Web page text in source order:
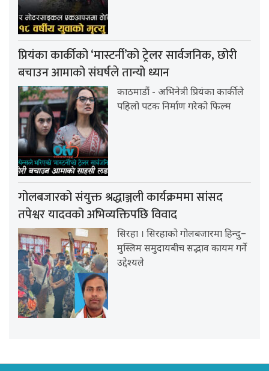
प्रियंका कार्कीको ‘मास्टर्नी’को ट्रेलर सार्वजनिक, छोरी
बचाउन आमाको संघर्षले तान्यो ध्यान
काठमाडौं - अभिनेत्री प्रियंका कार्कीले
पहिलो पटक निर्माण गरेको फिल्म
गोलबजारको संयुक्त श्रद्धाञ्जली कार्यक्रममा सांसद
तपेश्वर यादवको अभिव्यक्तिपछि विवाद
सिरहा । सिरहाको गोलबजारमा हिन्दु–
मुस्लिम समुदायबीच सद्भाव कायम गर्ने
उद्देश्यले